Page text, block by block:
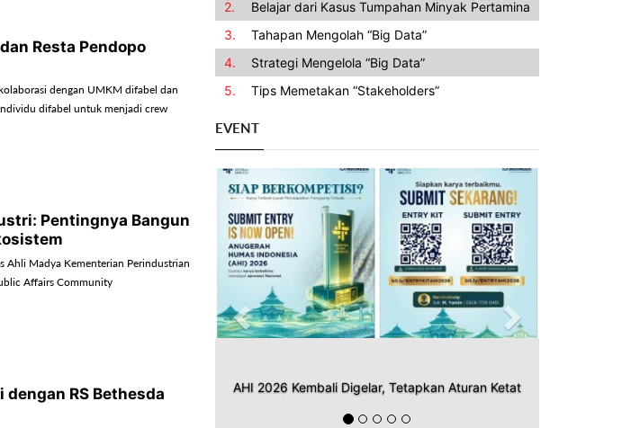
Resta Pendopo
dengan UMKM difabel dan
difabel untuk menjadi crew
Pentingnya Bangun
Ahli Madya Kementerian Perindustrian
Affairs Community
dengan RS Bethesda
2.
Belajar dari Kasus Tumpahan Minyak Pertamina
3.
Tahapan Mengolah “Big Data”
4.
Strategi Mengelola “Big Data”
5.
Tips Memetakan “Stakeholders”
EVENT
AHI 2026 Kembali Digelar, Tetapkan Aturan Ketat
Previous Next